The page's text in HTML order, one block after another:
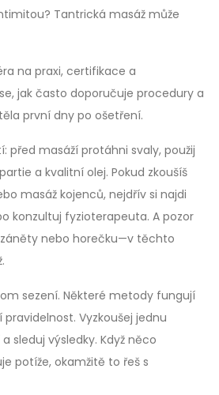
Tantrická masáž může
na praxi, certifikace a
jak často doporučuje procedury a
první dny po ošetření.
před masáží protáhni svaly, použij
a kvalitní olej. Pokud zkoušíš
masáž kojenců, nejdřív si najdi
konzultuj fyzioterapeuta. A pozor
nebo horečku—v těchto
sezení. Některé metody fungují
Vyzkoušej jednu
sleduj výsledky. Když něco
potíže, okamžitě to řeš s